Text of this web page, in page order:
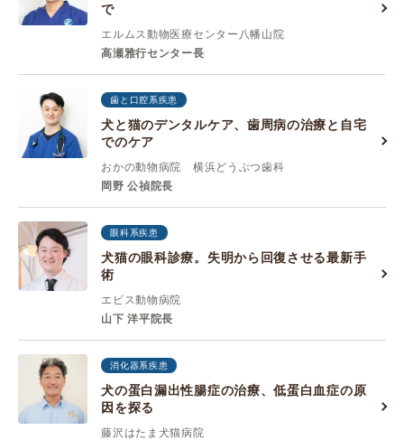
で
エルムス動物医療センター八幡山院
高瀬雅行センター長
歯と口腔系疾患
犬と猫のデンタルケア、歯周病の治療と自宅
でのケア
おかの動物病院 横浜どうぶつ歯科
岡野 公禎院長
眼科系疾患
犬猫の眼科診療。失明から回復させる最新手
術
エビス動物病院
山下 洋平院長
消化器系疾患
犬の蛋白漏出性腸症の治療、低蛋白血症の原
因を探る
藤沢はたま犬猫病院